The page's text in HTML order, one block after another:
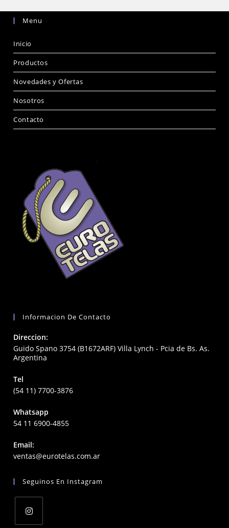
Menu
Inicio
Productos
Novedades y Ofertas
Nosotros
Contacto
Informacion De Contacto
Direccion:
Guido Spano 3754 (B1672ARF) Villa Lynch - Pcia de Bs. As.
Argentina
Tel
(54 11) 7700-3876
Whatsapp
54 11 6900-4855
Email:
ventas@eurotelas.com.arOpens
application
Seguinos En Instagram